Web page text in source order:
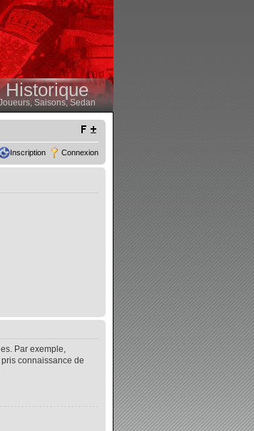
Historique
Saisons,Sedan
Inscription Connexion
Par exemple,
connaissance de